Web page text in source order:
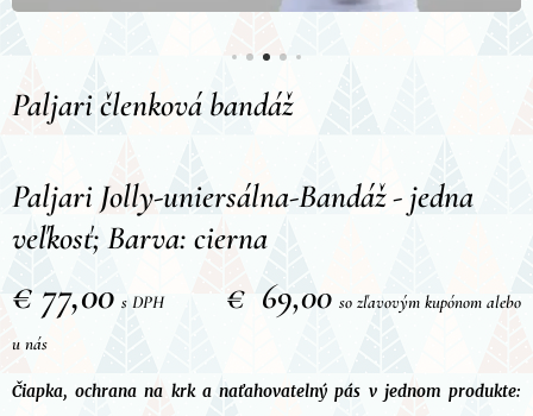
Paljari členková bandáž
Paljari Jolly-uniersálna-Bandáž - jedna
veľkosť; Barva: cierna
€ 77,00 s DPH € 69,00 so zľavovým kupónom alebo
u nás
Čiapka, ochrana na krk a naťahovatelný pás v jednom produkte: